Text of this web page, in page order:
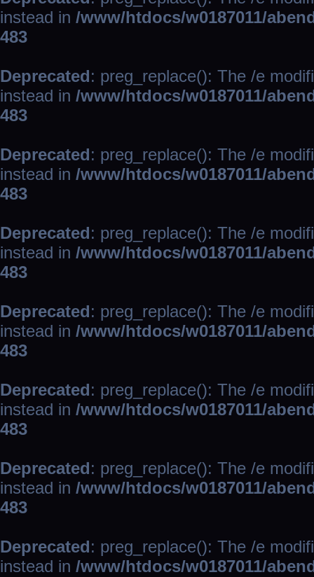
instead in /www/htdocs/w0187011/
483
Deprecated: preg_replace(): The /e
instead in /www/htdocs/w0187011/
483
Deprecated: preg_replace(): The /e
instead in /www/htdocs/w0187011/
483
Deprecated: preg_replace(): The /e
instead in /www/htdocs/w0187011/
483
Deprecated: preg_replace(): The /e
instead in /www/htdocs/w0187011/
483
Deprecated: preg_replace(): The /e
instead in /www/htdocs/w0187011/
483
Deprecated: preg_replace(): The /e
instead in /www/htdocs/w0187011/
483
Deprecated: preg_replace(): The /e
instead in /www/htdocs/w0187011/